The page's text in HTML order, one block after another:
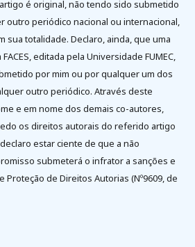
é original, não tendo sido submetido
outro periódico nacional ou internacional,
sua totalidade. Declaro, ainda, que uma
editada pela Universidade FUMEC,
por mim ou por qualquer um dos
outro periódico. Através deste
e em nome dos demais co-autores,
os direitos autorais do referido artigo
estar ciente de que a não
submeterá o infrator a sanções e
Proteção de Direitos Autorias (Nº9609, de